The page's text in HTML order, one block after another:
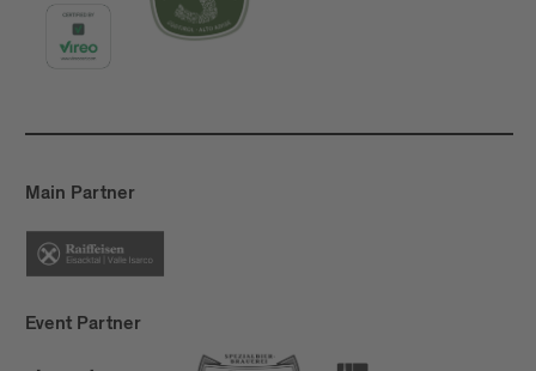
Main Partner
Event Partner